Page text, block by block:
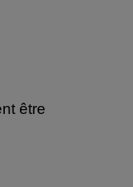
être